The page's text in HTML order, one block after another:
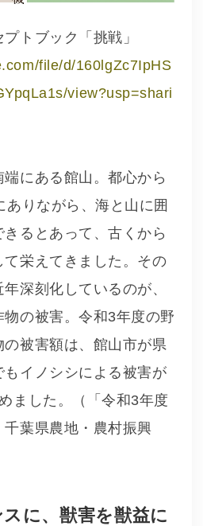
トブック「挑戦」
file/d/160lgZc7IpHS
view?usp=shari
にある館山。都心から
ありながら、海と山に囲
きるとあって、古くから
栄えてきました。その
深刻化しているのが、
の被害。令和3年度の野
被害額は、館山市が県
イノシシによる被害が
ました。（「令和3年度
葉県農地・農村振興
に、獣害を獣益に